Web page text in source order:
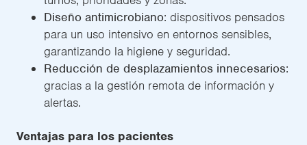
Diseño antimicrobiano: dispositivos pensados
para un uso intensivo en entornos sensibles,
garantizando la higiene y seguridad.
Reducción de desplazamientos innecesarios:
gracias a la gestión remota de información y
alertas.
Ventajas para los pacientes